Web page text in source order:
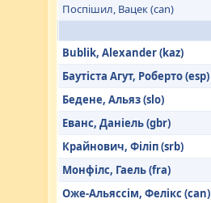
Поспішил, Вацек (can)
Bublik, Alexander (kaz)
Баутіста Агут, Роберто (esp)
Бедене, Альяз (slo)
Еванс, Даніель (gbr)
Крайнович, Філіп (srb)
Монфілс, Гаель (fra)
Оже-Альяссім, Фелікс (can)